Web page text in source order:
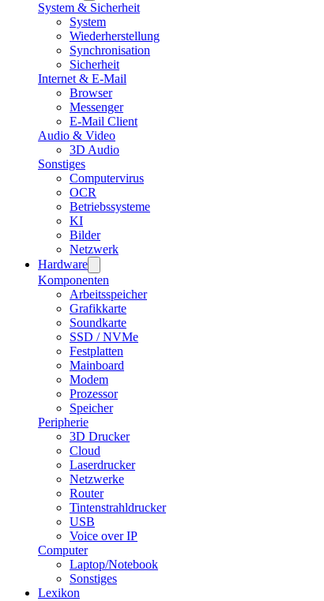
System & Sicherheit
System
Wiederherstellung
Synchronisation
Sicherheit
Internet & E-Mail
Browser
Messenger
E-Mail Client
Audio & Video
3D Audio
Sonstiges
Computervirus
OCR
Betriebssysteme
KI
Bilder
Netzwerk
Hardware
Komponenten
Arbeitsspeicher
Grafikkarte
Soundkarte
SSD / NVMe
Festplatten
Mainboard
Modem
Prozessor
Speicher
Peripherie
3D Drucker
Cloud
Laserdrucker
Netzwerke
Router
Tintenstrahldrucker
USB
Voice over IP
Computer
Laptop/Notebook
Sonstiges
Lexikon